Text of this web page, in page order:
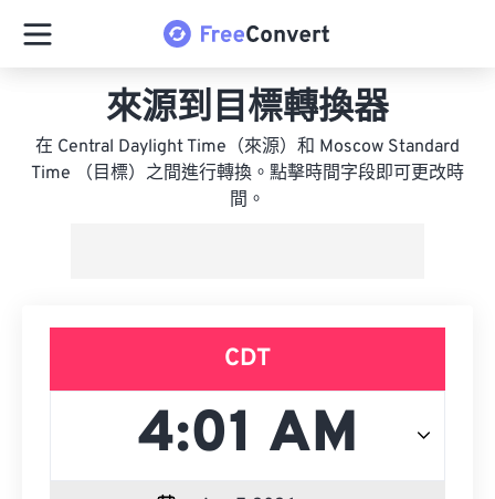
來源到目標轉換器
在 Central Daylight Time（來源）和 Moscow Standard
Time （目標）之間進行轉換。點擊時間字段即可更改時
間。
CDT